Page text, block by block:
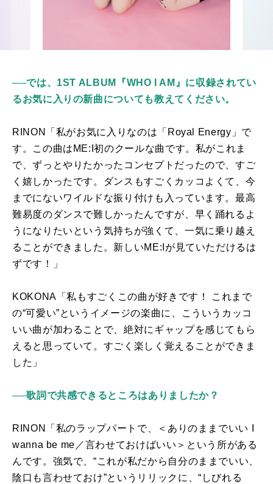
──では、1ST ALBUM『WHO I AM』に収録されてい
るお気に入りの新曲についても教えてください。
RINON「私がお気に入りなのは「 Royal Energy 」で
す。この曲は ME:I初のクールな曲です。私がこれま
で、ずっとやりたかったコンセプトだったので、すご
く嬉しかったです。ダンスもすごくカッコよくて、今
までにないワイルドな振り付けも入っています。最高
難易度のダンスで難しかったんですが、早く踊れるよ
うになりたいという気持ちが強くて、一気に乗り越え
ることができました。新しいME:I が見ていただけるは
ずです！」
KOKONA「私もすごくこの曲が好きです！ これまで
の“可愛い”というイメージの楽曲に、こういうカッコ
いい曲が加わることで、絶対にギャップを感じてもら
えると思っていて。すごく楽しく覚えることができま
した」
──歌詞で共感できるところはありましたか？
RINON「私のラップパートで、＜ありのままでいい
wanna be me／⾔わせておけばいい＞という所がある
んです。 強気で、“これが私だから自分のままでいい、
陰口も言わせておけ”というリリックに、“ しびれる